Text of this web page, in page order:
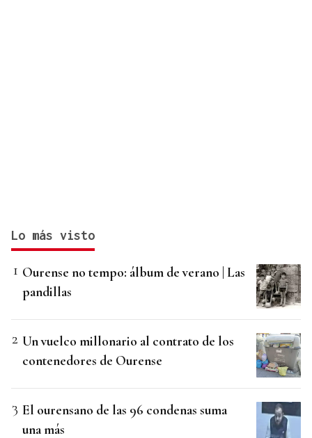
Lo más visto
Ourense no tempo: álbum de verano | Las
pandillas
Un vuelco millonario al contrato de los
contenedores de Ourense
El ourensano de las 96 condenas suma
una más